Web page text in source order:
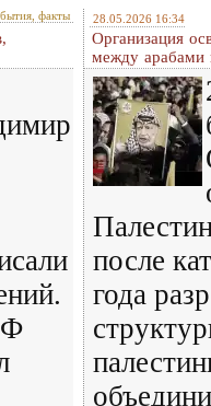
факты 28.05.2026 16:34
Организация
между арабами
после
года